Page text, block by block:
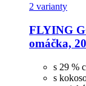
2 varianty
FLYING
omáčka,
s 29 %
s